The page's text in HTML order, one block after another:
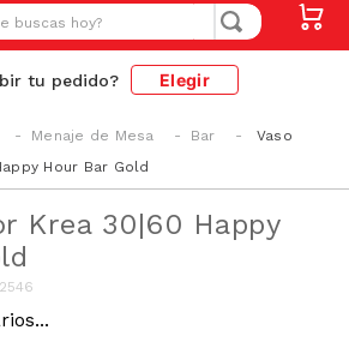
hoy?
tu pedido? Elegir
Menaje de Mesa Bar
Vaso
Hour Bar Gold
Krea 30|60 Happy